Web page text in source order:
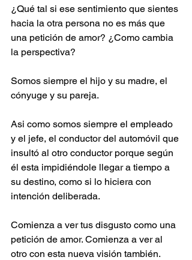
¿Qué tal si ese sentimiento que sientes
hacia la otra persona no es más que
una petición de amor? ¿Como cambia
la perspectiva?
Somos siempre el hijo y su madre, el
cónyuge y su pareja.
Asi como somos siempre el empleado
y el jefe, el conductor del automóvil que
insultó al otro conductor porque según
él esta impidiéndole llegar a tiempo a
su destino, como si lo hiciera con
intención deliberada.
Comienza a ver tus disgusto como una
petición de amor. Comienza a ver al
otro con esta nueva visión también.